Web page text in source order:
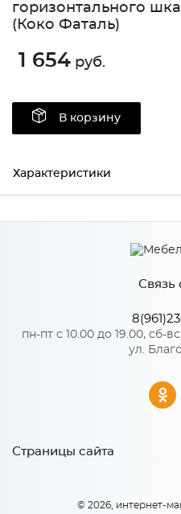
горизонтального
(Коко Фаталь)
1 654 руб.
В корзину
Характеристики
Производитель
Количество упаковок: 1
Связь
пн-пт с 10.00 до 19.00, сб-
ул.
Страницы сайта
© 2026, интернет-